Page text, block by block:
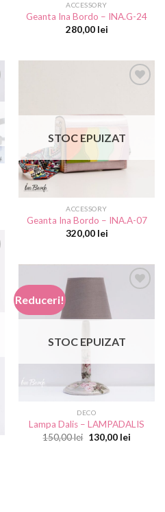
ACCESSORY
Geanta Ina Bordo – INA.G-24
280,00 lei
STOC EPUIZAT
ACCESSORY
Geanta Ina Bordo – INA.A-07
320,00 lei
Reduceri!
STOC EPUIZAT
DECO
Lampa Dalis – LAMPADALIS
150,00lei Prețul
inițial
130,00 leiPrețul